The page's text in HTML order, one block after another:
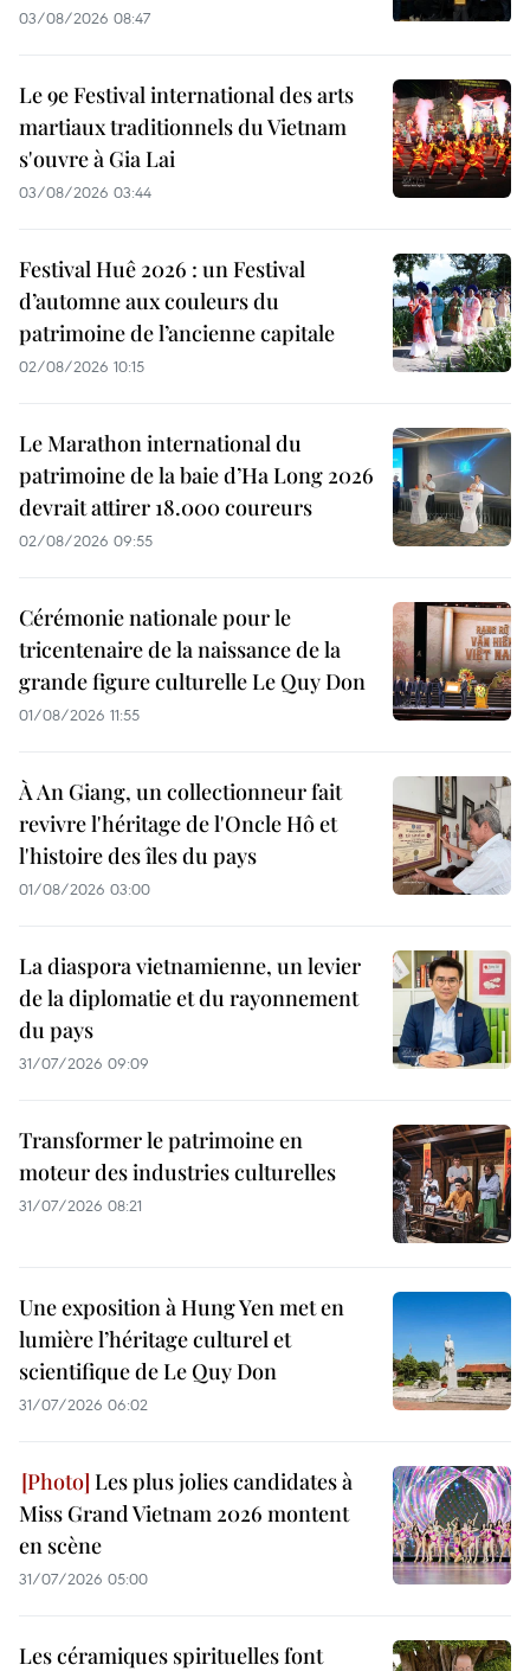
03/08/2026 08:47
Le 9e Festival international des arts
martiaux traditionnels du Vietnam
s'ouvre à Gia Lai
03/08/2026 03:44
Festival Huê 2026 : un Festival
d’automne aux couleurs du
patrimoine de l’ancienne capitale
02/08/2026 10:15
Le Marathon international du
patrimoine de la baie d’Ha Long 2026
devrait attirer 18.000 coureurs
02/08/2026 09:55
Cérémonie nationale pour le
tricentenaire de la naissance de la
grande figure culturelle Le Quy Don
01/08/2026 11:55
À An Giang, un collectionneur fait
revivre l'héritage de l'Oncle Hô et
l'histoire des îles du pays
01/08/2026 03:00
La diaspora vietnamienne, un levier
de la diplomatie et du rayonnement
du pays
31/07/2026 09:09
Transformer le patrimoine en
moteur des industries culturelles
31/07/2026 08:21
Une exposition à Hung Yen met en
lumière l’héritage culturel et
scientifique de Le Quy Don
31/07/2026 06:02
Les plus jolies candidates à
Miss Grand Vietnam 2026 montent
en scène
31/07/2026 05:00
Les céramiques spirituelles font